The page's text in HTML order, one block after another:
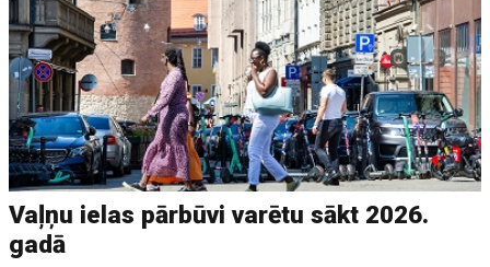
Vaļņu ielas pārbūvi varētu sākt 2026.
gadā